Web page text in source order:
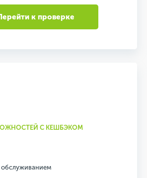
к проверке
С КЕШБЭКОМ